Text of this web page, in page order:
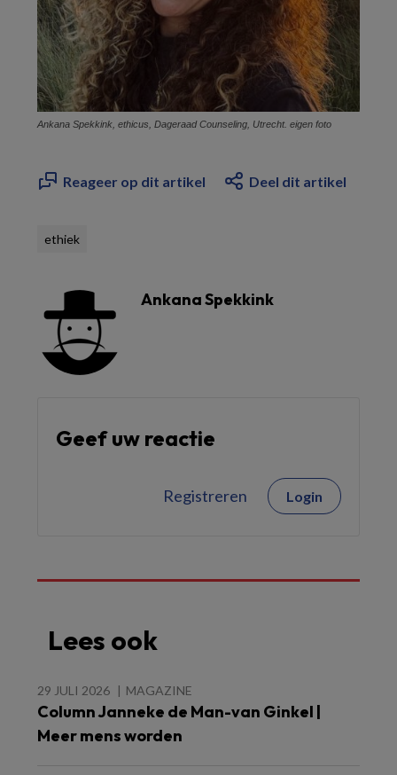
Ankana Spekkink, ethicus, Dageraad Counseling, Utrecht. eigen foto
Reageer op dit artikel Deel dit artikel
ethiek
Ankana Spekkink
Geef uw reactie
Registreren Login
Lees ook
29 JULI 2026 MAGAZINE
Column Janneke de Man-van Ginkel |
Meer mens worden